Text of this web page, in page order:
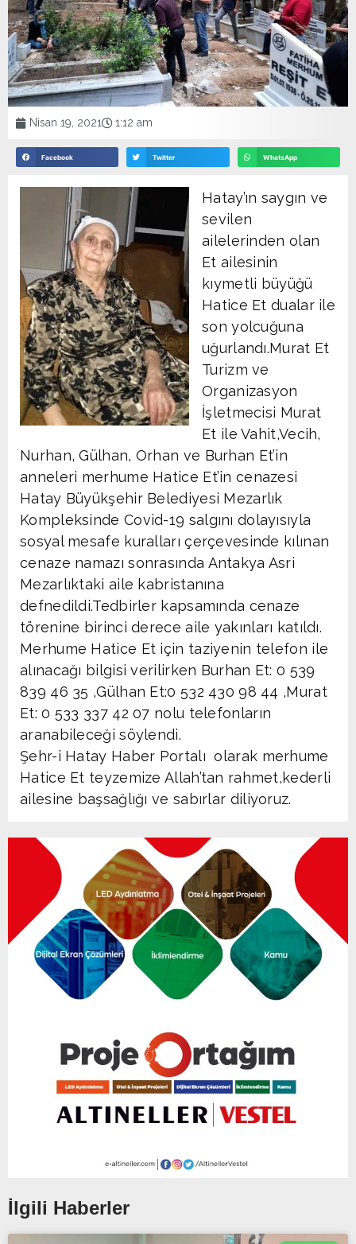
Nisan 19, 2021 1:12 am
Facebook Twitter WhatsApp
Hatay’ın saygın ve
sevilen
ailelerinden olan
Et ailesinin
kıymetli büyüğü
Hatice Et dualar ile
son yolcuğuna
uğurlandı.Murat Et
Turizm ve
Organizasyon
İşletmecisi Murat
Et ile Vahit,Vecih,
Nurhan, Gülhan, Orhan ve Burhan Et’in
anneleri merhume Hatice Et’in cenazesi
Hatay Büyükşehir Belediyesi Mezarlık
Kompleksinde Covid-19 salgını dolayısıyla
sosyal mesafe kuralları çerçevesinde kılınan
cenaze namazı sonrasında Antakya Asri
Mezarlıktaki aile kabristanına
defnedildi.Tedbirler kapsamında cenaze
törenine birinci derece aile yakınları katıldı.
Merhume Hatice Et için taziyenin telefon ile
alınacağı bilgisi verilirken Burhan Et: 0 539
839 46 35 ,Gülhan Et:0 532 430 98 44 ,Murat
Et: 0 533 337 42 07 nolu telefonların
aranabileceği söylendi.
Şehr-i Hatay Haber Portalı olarak merhume
Hatice Et teyzemize Allah’tan rahmet,kederli
ailesine başsağlığı ve sabırlar diliyoruz.
İlgili Haberler